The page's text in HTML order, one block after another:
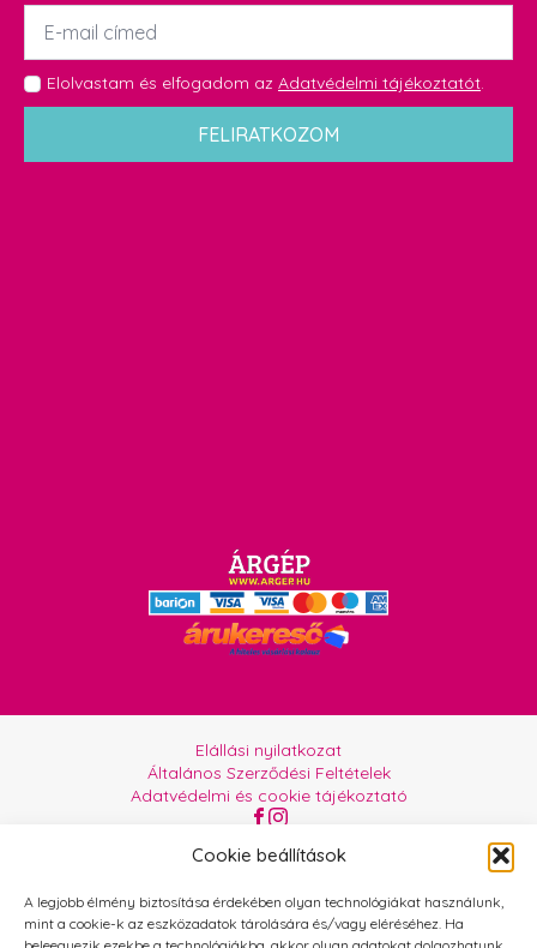
Cookie beállítások
A legjobb élmény biztosítása érdekében olyan technológiákat használunk,
mint a cookie-k az eszközadatok tárolására és/vagy eléréséhez. Ha
Email
GDPR
*
Elolvastam és elfogadom az Adatvédelmi tájékoztatót.
FELIRATKOZOM
Elállási nyilatkozat
Általános Szerződési Feltételek
Adatvédelmi és cookie tájékoztató